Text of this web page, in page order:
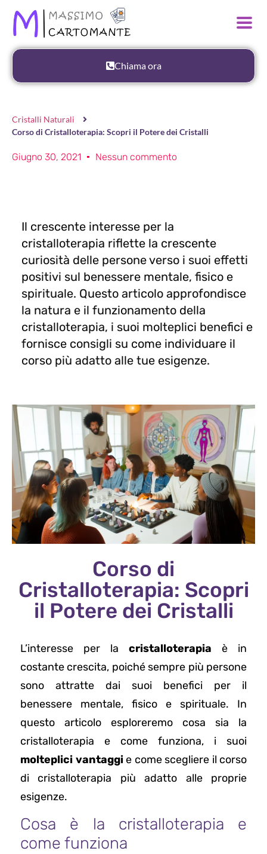
Chiama ora
Cristalli Naturali
Corso di Cristalloterapia: Scopri il Potere dei Cristalli
Giugno 30, 2021 Nessun commento
Il crescente interesse per la
cristalloterapia riflette la crescente
curiosità delle persone verso i suoi effetti
positivi sul benessere mentale, fisico e
spirituale. Questo articolo approfondisce
la natura e il funzionamento della
cristalloterapia, i suoi molteplici benefici e
fornisce consigli su come individuare il
corso più adatto alle tue esigenze.
Corso di
Cristalloterapia: Scopri
il Potere dei Cristalli
L’interesse per la cristalloterapia è in
costante crescita, poiché sempre più persone
sono attratte dai suoi benefici per il
benessere mentale, fisico e spirituale. In
questo articolo esploreremo cosa sia la
cristalloterapia e come funziona, i suoi
molteplici vantaggie come scegliere il corso
di cristalloterapia più adatto alle proprie
esigenze.
Cosa è la cristalloterapia e
come funziona